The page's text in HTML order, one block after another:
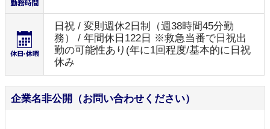
日祝 / 変則週休2日制（週38時間45分勤
務） / 年間休日122日 ※救急当番で日祝出
勤の可能性あり(年に1回程度/基本的に日祝
休み
企業名非公開（お問い合わせください）